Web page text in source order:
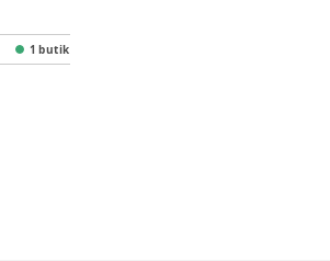
1 butik